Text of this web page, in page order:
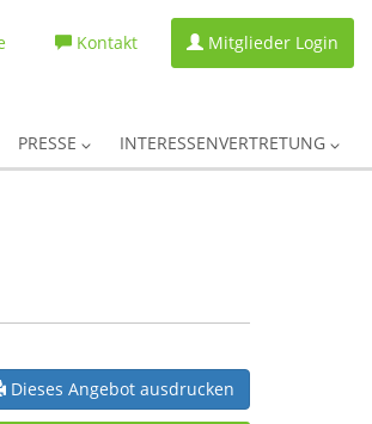
Kontakt Mitglieder Login
PRESSE INTERESSENVERTRETUNG
Dieses Angebot ausdrucken